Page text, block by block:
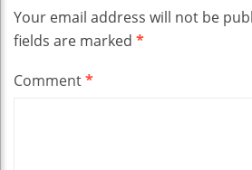
Your email address will not be
fields are marked *
Comment*